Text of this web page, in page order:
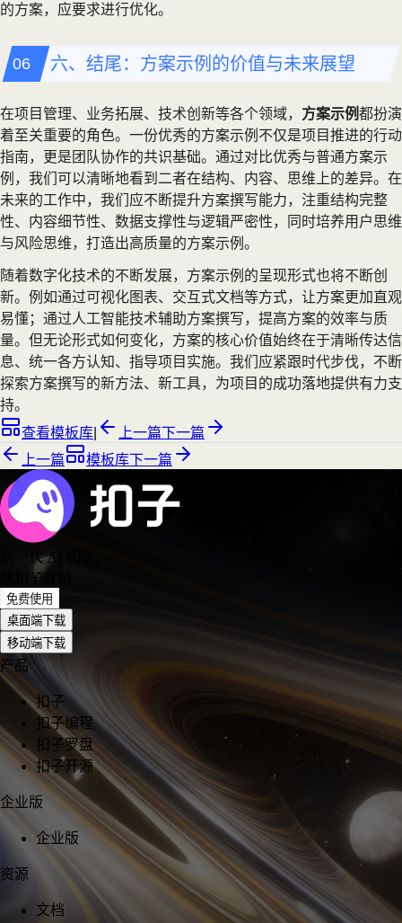
的方案，应要求进行优化。
六、结尾：方案示例的价值与未来展望
在项目管理、业务拓展、技术创新等各个领域， 方案示例都扮演
着至关重要的角色。一份优秀的方案示例不仅是项目推进的行动
指南，更是团队协作的共识基础。通过对比优秀与普通方案示
例，我们可以清晰地看到二者在结构、内容、思维上的差异。在
未来的工作中，我们应不断提升方案撰写能力，注重结构完整
性、内容细节性、数据支撑性与逻辑严密性，同时培养用户思维
与风险思维，打造出高质量的方案示例。
随着数字化技术的不断发展，方案示例的呈现形式也将不断创
新。例如通过可视化图表、交互式文档等方式，让方案更加直观
易懂；通过人工智能技术辅助方案撰写，提高方案的效率与质
量。但无论形式如何变化，方案的核心价值始终在于清晰传达信
息、统一各方认知、指导项目实施。我们应紧跟时代步伐，不断
探索方案撰写的新方法、新工具，为项目的成功落地提供有力支
持。
查看模板库
上一篇下一篇
上一篇
模板库下一篇
新一代 AI 团队
从扣子开始
免费使用
桌面端下载
移动端下载
产品
扣子
扣子编程
扣子罗盘
扣子开源
企业版
企业版
资源
文档